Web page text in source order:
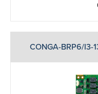
CONGA-BRP6/I3-